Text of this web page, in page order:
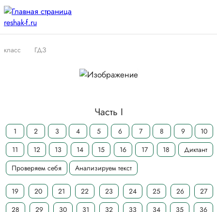
класс ГДЗ
Часть I
1 2 3 4 5 6 7 8 9
10
11
12 13 14 15 16 17 18
Диктант
Проверяем себя
Анализируем текст
19 20 21 22 23 24 25 26
27
28
29 30 31 32 33 34 35
36